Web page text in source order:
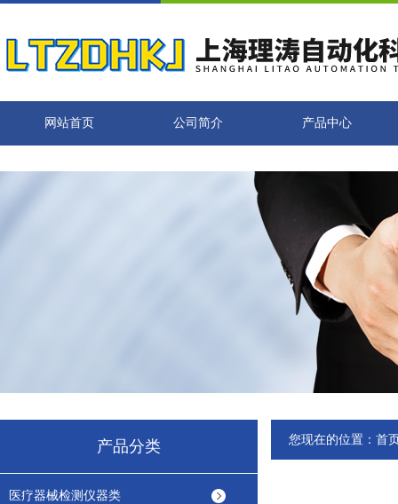
网站首页 公司简介 产品中心
产品分类
医疗器械检测仪器类
您现在的位置： 首